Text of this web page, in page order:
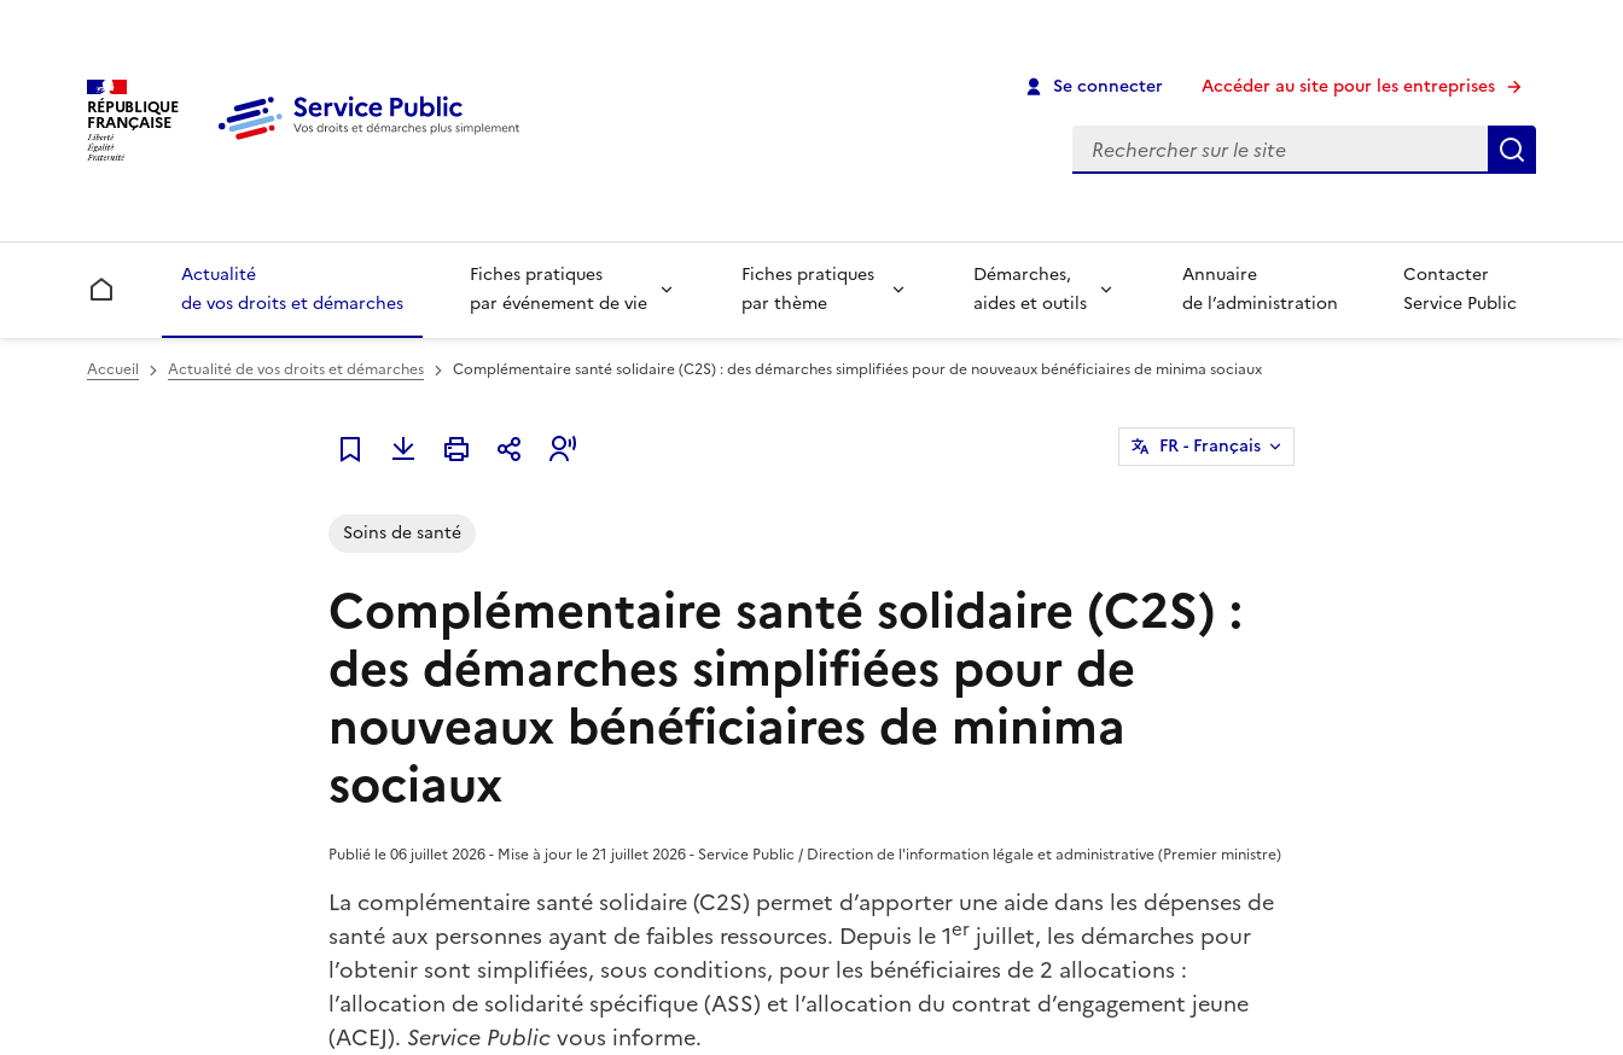
RÉPUBLIQUE
FRANÇAISE
Se connecter Accéder au site pour les entreprises
Recherche
Accueil
Actualité
de vos droits et démarches
Fiches pratiques
par événement de vie
Fiches pratiques
par thème
Démarches,
aides et outils
Annuaire
de l’administration
Contacter
Service Public
Accueil Actualité de vos droits et démarches Complémentaire santé solidaire (C2S) : des démarches simplifiées pour de nouveaux bénéficiaires de minima sociaux
Ajouter à mes alertes
FR- Français
Soins de santé
Complémentaire santé solidaire (C2S) :
des démarches simplifiées pour de
nouveaux bénéficiaires de minima
sociaux
Publié le 06 juillet 2026 - Mise à jour le 21 juillet 2026 - Service Public / Direction de l'information légale et administrative (Premier ministre)
La complémentaire santé solidaire (C2S) permet d’apporter une aide dans les dépenses de
santé aux personnes ayant de faibles ressources. Depuis le 1er juillet, les démarches pour
l’obtenir sont simplifiées, sous conditions, pour les bénéficiaires de 2 allocations :
l’allocation de solidarité spécifique (ASS) et l’allocation du contrat d’engagement jeune
(ACEJ). Service Publicvous informe.